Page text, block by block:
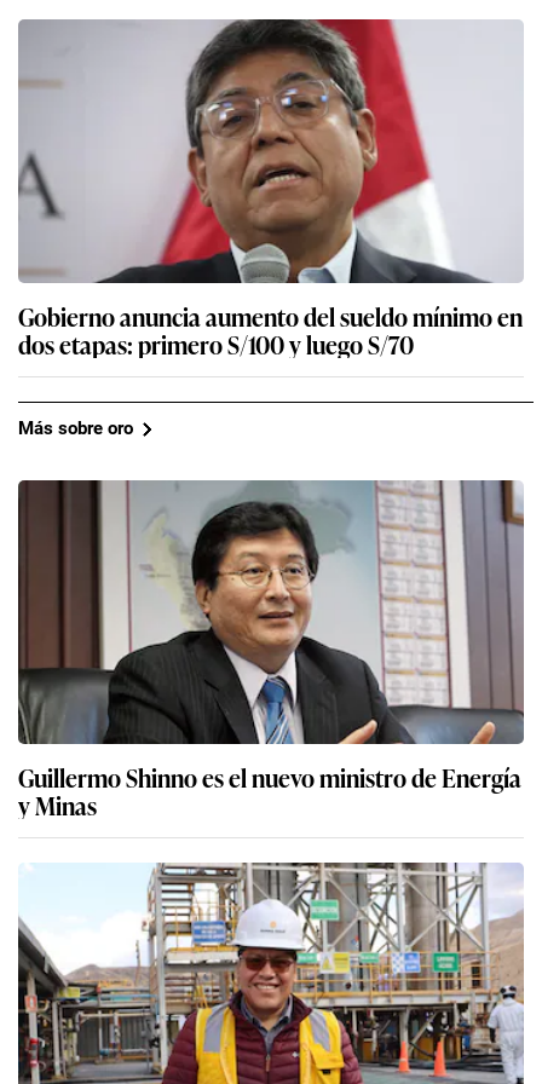
Gobierno anuncia aumento del sueldo mínimo en
dos etapas: primero S/100 y luego S/70
Más sobre oro
Guillermo Shinno es el nuevo ministro de Energía
y Minas